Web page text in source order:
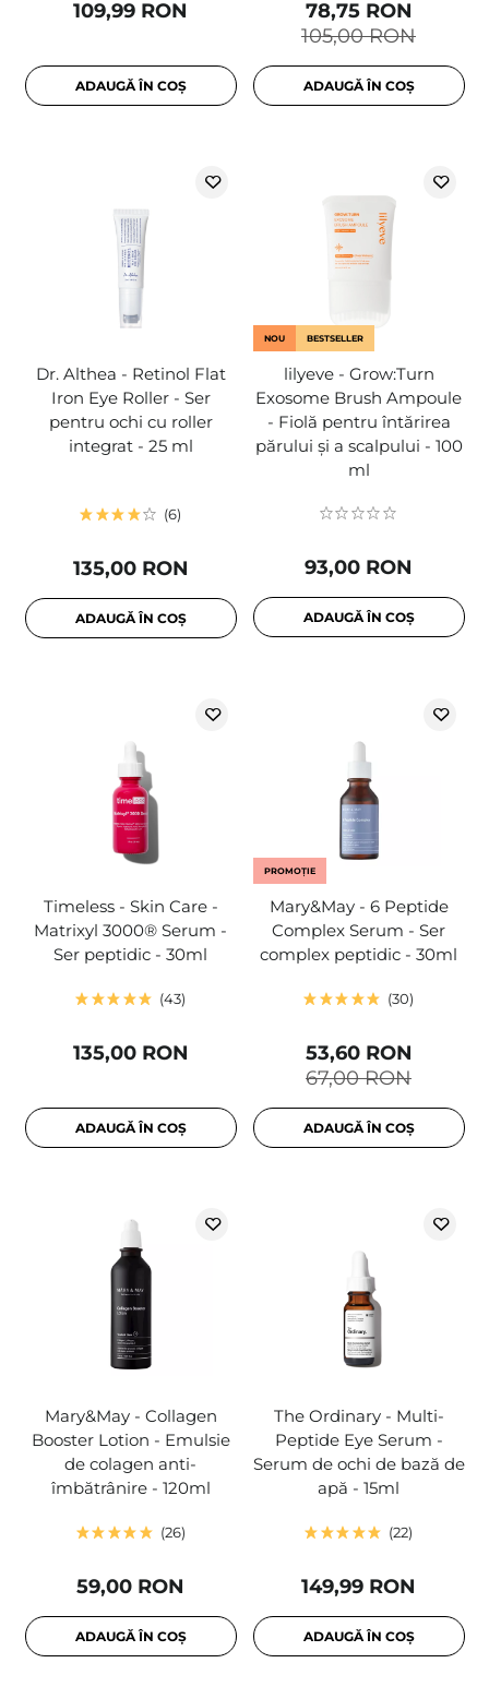
109,99 RON
ADAUGĂ ÎN COȘ
105,00 RON
78,75 RON
ADAUGĂ ÎN COȘ
Dr. Althea - Retinol Flat
Iron Eye Roller - Ser
pentru ochi cu roller
integrat - 25 ml
6
135,00 RON
ADAUGĂ ÎN COȘ
NOU BESTSELLER
lilyeve - Grow:Turn
Exosome Brush Ampoule
- Fiolă pentru întărirea
părului și a scalpului - 100
ml
93,00 RON
ADAUGĂ ÎN COȘ
Timeless - Skin Care -
Matrixyl 3000® Serum -
Ser peptidic - 30ml
43
135,00 RON
ADAUGĂ ÎN COȘ
PROMOȚIE
Mary&May - 6 Peptide
Complex Serum - Ser
complex peptidic - 30ml
30
67,00 RON
53,60 RON
ADAUGĂ ÎN COȘ
Mary&May - Collagen
Booster Lotion - Emulsie
de colagen anti-
îmbătrânire - 120ml
26
59,00 RON
ADAUGĂ ÎN COȘ
The Ordinary - Multi-
Peptide Eye Serum -
Serum de ochi de bază de
apă - 15ml
22
149,99 RON
ADAUGĂ ÎN COȘ